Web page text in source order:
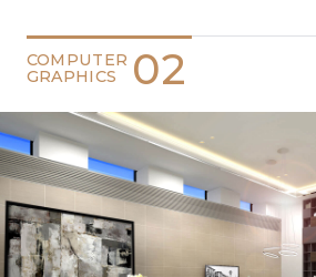
COMPUTER
GRAPHICS
02